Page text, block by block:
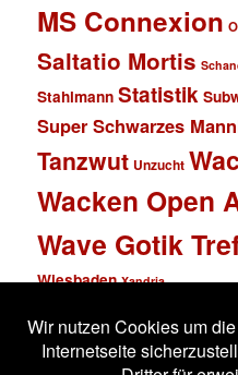
MS Connexion
Saltatio Mortis
Stahlmann Statistik
Super Schwarzes
Tanzwut Unzucht
Wacken Open
Wave Gotik
Wiesbaden Xandria
Impressum